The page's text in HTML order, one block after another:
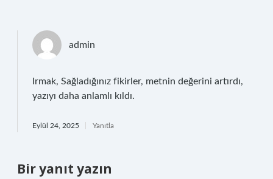
admin
Irmak, Sağladığınız fikirler, metnin değerini artırdı,
yazıyı daha anlamlı kıldı.
Eylül 24, 2025 Yanıtla
Bir yanıt yazın